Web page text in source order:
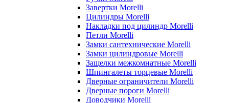
Завертки Morelli
Цилиндры Morelli
Накладки под цилиндр Morelli
Петли Morelli
Замки сантехнические Morelli
Замки цилиндровые Morelli
Защелки межкомнатные Morelli
Шпингалеты торцевые Morelli
Дверные ограничители Morelli
Дверные пороги Morelli
Доводчики Morelli